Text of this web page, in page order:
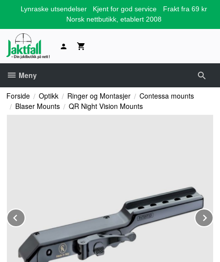
Lynraske utsendelser Kjent for god service
Frakt fra 69 kr
Norsk nettbutikk, etablert 2008
Meny
Forside Optikk Ringer og Montasjer
Contessa mounts
Blaser Mounts
QR Night Vision Mounts
Prev